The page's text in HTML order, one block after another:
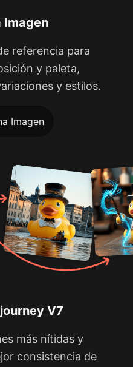
Imagen
referencia para
y paleta,
y estilos.
Imagen
V7
más nítidas y
consistencia de